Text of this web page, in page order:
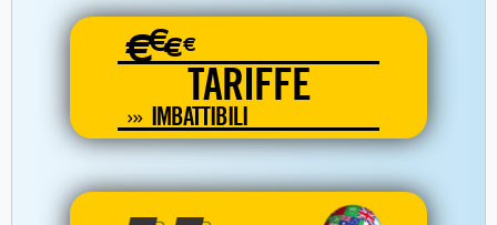
€€€€
TARIFFE
IMBATTIBILI